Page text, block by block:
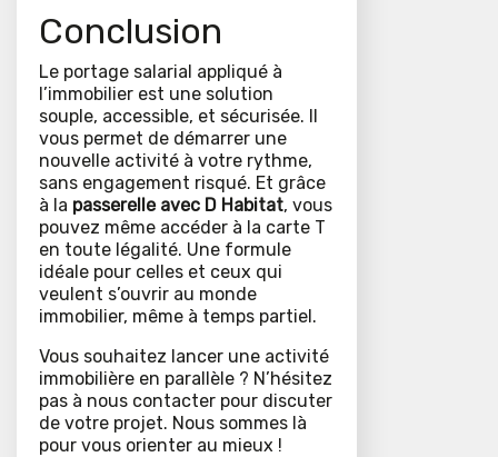
Conclusion
Le portage salarial appliqué à
l’immobilier est une solution
souple, accessible, et sécurisée. Il
vous permet de démarrer une
nouvelle activité à votre rythme,
sans engagement risqué. Et grâce
à la passerelle avec D Habitat, vous
pouvez même accéder à la carte T
en toute légalité. Une formule
idéale pour celles et ceux qui
veulent s’ouvrir au monde
immobilier, même à temps partiel.
Vous souhaitez lancer une activité
immobilière en parallèle ? N’hésitez
pas à nous contacter pour discuter
de votre projet. Nous sommes là
pour vous orienter au mieux !